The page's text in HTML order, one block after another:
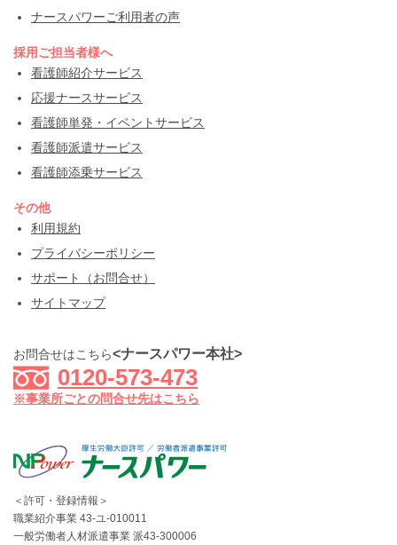
ナースパワーご利用者の声
採用ご担当者様へ
看護師紹介サービス
応援ナースサービス
看護師単発・イベントサービス
看護師派遣サービス
看護師添乗サービス
その他
利用規約
プライバシーポリシー
サポート（お問合せ）
サイトマップ
お問合せはこちら<ナースパワー本社>
0120-573-473
※事業所ごとの問合せ先はこちら
＜許可・登録情報＞
職業紹介事業 43-ユ-010011
一般労働者人材派遣事業 派43-300006